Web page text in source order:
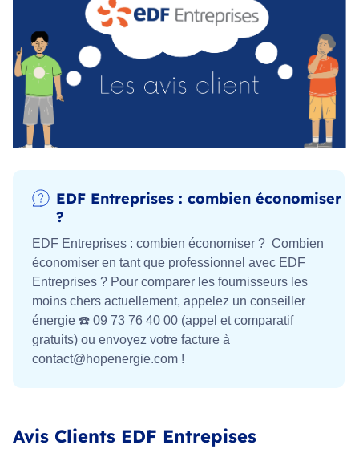
EDF Entreprises : combien économiser
?
EDF Entreprises : combien économiser ? Combien
économiser en tant que professionnel avec EDF
Entreprises ? Pour comparer les fournisseurs les
moins chers actuellement, appelez un conseiller
énergie ☎️ 09 73 76 40 00 (appel et comparatif
gratuits) ou envoyez votre facture à
contact@hopenergie.com !
Avis Clients EDF Entrepises